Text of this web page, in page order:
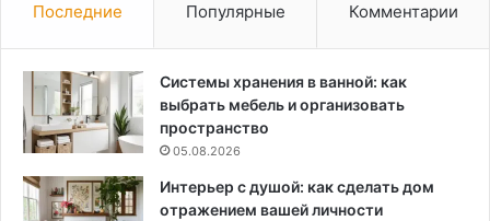
Последние Популярные Комментарии
Системы хранения в ванной: как
выбрать мебель и организовать
пространство
05.08.2026
Интерьер с душой: как сделать дом
отражением вашей личности